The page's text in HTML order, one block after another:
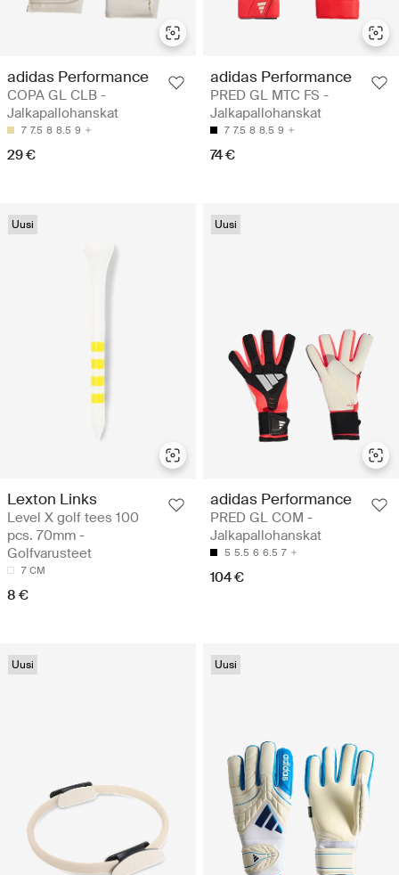
adidas Performance
COPA GL CLB -
Jalkapallohanskat
7 7.5 8 8.5 9
29 €
adidas Performance
PRED GL MTC FS -
Jalkapallohanskat
7 7.5 8 8.5 9
74 €
Uusi
Lexton Links
Level X golf tees 100
pcs. 70mm -
Golfvarusteet
7 CM
8 €
Uusi
adidas Performance
PRED GL COM -
Jalkapallohanskat
5 5.5 6 6.5 7
104 €
Uusi Uusi